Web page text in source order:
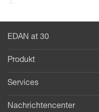
EDAN at 30
Produkt
Services
Nachrichtencenter